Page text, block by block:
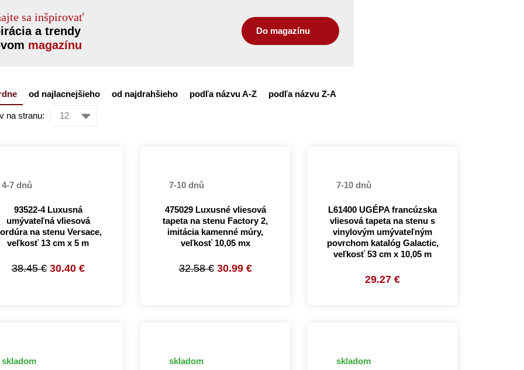
sa inšpirovať
a trendy
magazínu
Do magazínu
od najlacnejšieho od najdrahšieho podľa názvu A-Z podľa názvu Z-A
na stranu:
4-7 dnů
93522-4 Luxusná
umývateľná vliesová
na stenu Versace,
veľkosť 13 cm x 5 m
38.45 € 30.40 €
7-10 dnů
475029 Luxusné vliesová
tapeta na stenu Factory 2,
imitácia kamenné múry,
veľkosť 10,05 mx
32.58 € 30.99 €
7-10 dnů
L61400 UGÉPA francúzska
vliesová tapeta na stenu s
vinylovým umývateľným
povrchom katalóg Galactic,
veľkosť 53 cm x 10,05 m
29.27 €
skladom skladom skladom